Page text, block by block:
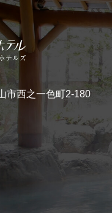
市西之一色町2-180